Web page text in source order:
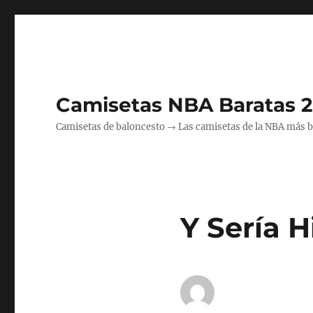
Camisetas NBA Baratas
Camisetas de baloncesto → Las camisetas de la NBA más
Y Sería